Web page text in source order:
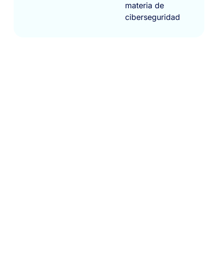
materia de
ciberseguridad